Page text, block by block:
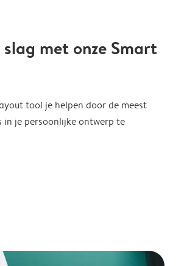
met onze Smart
tool je helpen door de meest
in je persoonlijke ontwerp te